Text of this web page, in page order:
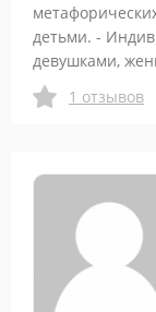
детьми. -
девушками,
1 отзывов